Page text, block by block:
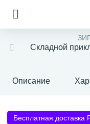
Складной
Описание
Бесплатная доставка